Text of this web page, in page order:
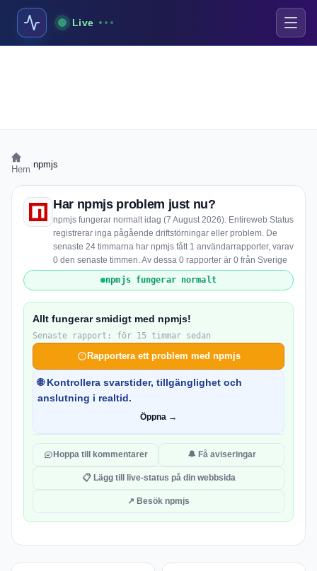
Live
Hem npmjs
Har npmjs problem just nu?
npmjs fungerar normalt idag (7 August 2026). Entireweb Status
registrerar inga pågående driftstörningar eller problem. De
senaste 24 timmarna har npmjs fått 1 användarrapporter, varav
0 den senaste timmen. Av dessa 0 rapporter är 0 från Sverige
npmjs fungerar normalt
Allt fungerar smidigt med npmjs!
Senaste rapport: för 15 timmar sedan
Rapportera ett problem med npmjs
🌐 Kontrollera svarstider, tillgänglighet och
anslutning i realtid.
Öppna →
Hoppa till kommentarer 🔔 Få aviseringar
📋 Lägg till live-status på din webbsida
↗ Besök npmjs